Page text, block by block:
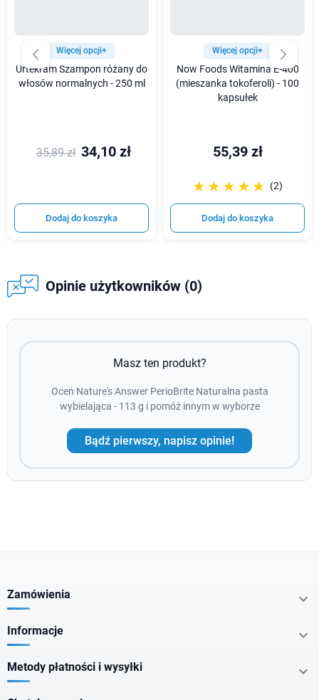
Więcej opcji+
Urtekram Szampon różany do
włosów normalnych - 250 ml
35,89 zł 34,10 zł
Dodaj do koszyka
Więcej opcji+
Now Foods Witamina E-400
(mieszanka tokoferoli) - 100
kapsułek
55,39 zł
☆☆☆☆☆
★★★★★ (2)
Dodaj do koszyka
Opinie użytkowników (0)
Masz ten produkt?
Oceń Nature's Answer PerioBrite Naturalna pasta
wybielająca - 113 g i pomóż innym w wyborze
Bądź pierwszy, napisz opinie!
Zamówienia 
Informacje 
Metody płatności i wysyłki 